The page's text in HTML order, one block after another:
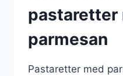
pastaretter
parmesan
Pastaretter med